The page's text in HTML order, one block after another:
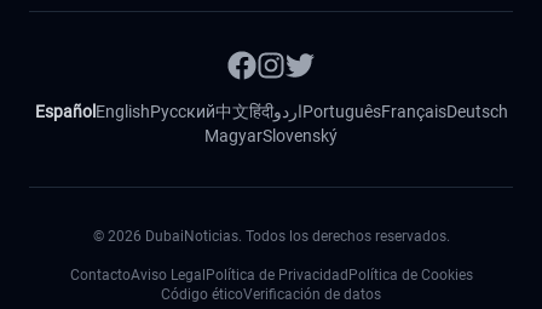
Español EnglishРусский中文हिंदीاردوPortuguêsFrançaisDeutsch
MagyarSlovenský
© 2026 DubaiNoticias. Todos los derechos reservados.
ContactoAviso Legal Política de Privacidad Política de Cookies
Código éticoVerificación de datos